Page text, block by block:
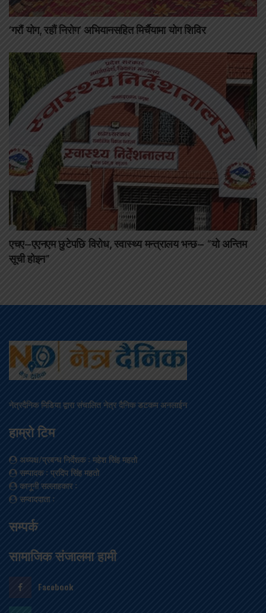
‘गरौं योग, रहौं निरोग’ अभियानसहित मिर्चैयामा योग शिविर
एचए–एएनएम छुटेपछि विरोध, स्वास्थ्य मन्त्रालय भन्छ– “यो अन्तिम
सूची होइन”
नेत्रदैनिक मिडिया द्वारा संचालित नेत्र दैनिक डटकम अनलाईन
हाम्रो टिम
अध्यक्ष/प्रबन्ध निर्देशक: महेश सिंह महतो
सम्पादक: प्रदिप सिंह महतो
कानूनी सल्लाहकार:
सम्वाददाता:
सम्पर्क
सामाजिक संजालमा हामी
Facebook